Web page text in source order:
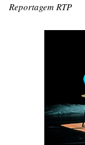
Reportagem RTP